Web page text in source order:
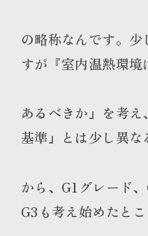
の略称なんです。
すが『室内温熱環境
あるべきか』を考
基準』とは少し異な
から、G1グレード
G3も考え始めたと